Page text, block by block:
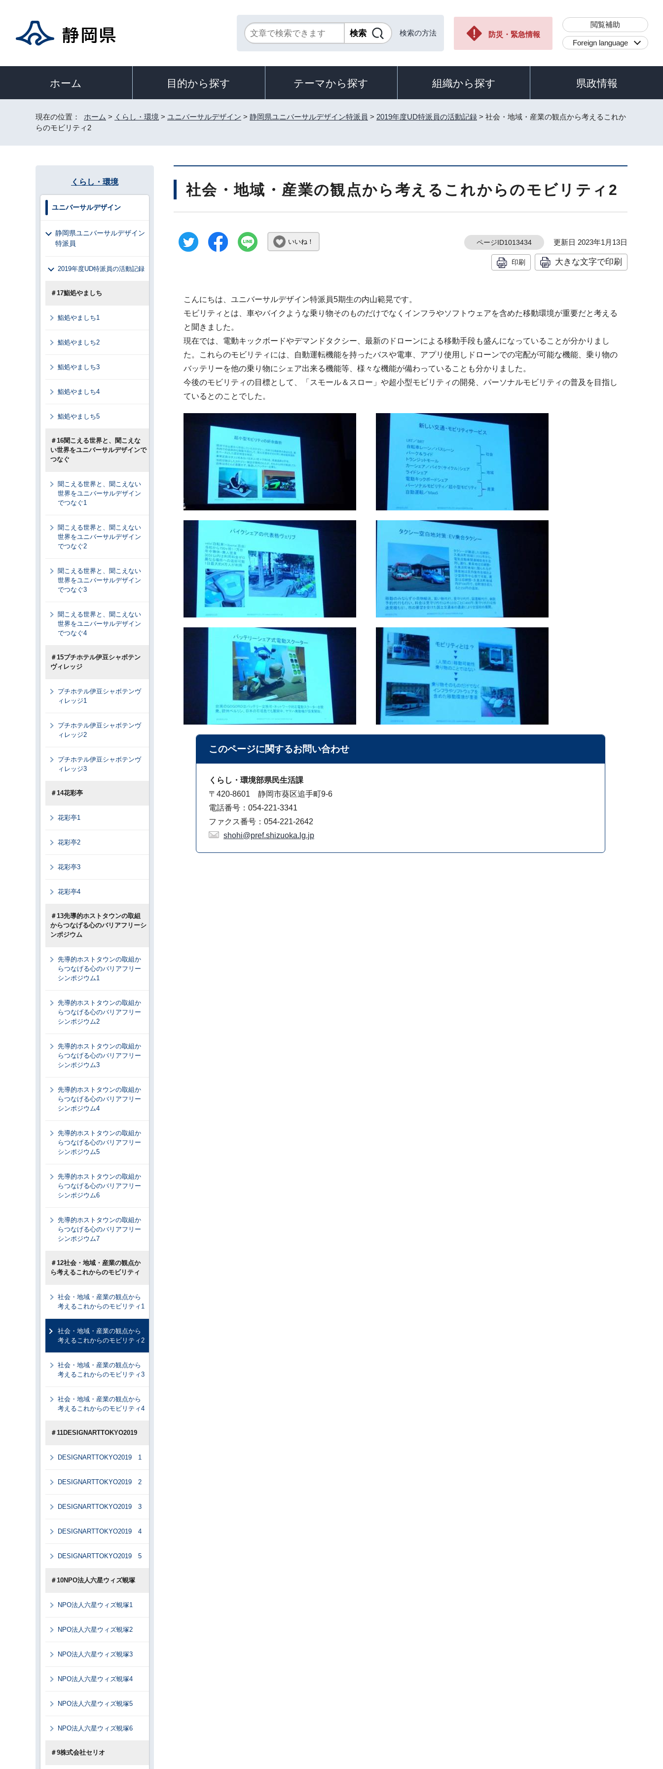
検索の方法 防災・緊急情報
閲覧補助
Foreign language
ホーム 目的から探す テーマから探す 組織から探す 県政情報
現在の位置： ホーム > くらし・環境 > ユニバーサルデザイン > 静岡県ユニバーサルデザイン特派員 > 2019年度UD特派員の活動記録 > 社会・地域・産業の観点から考えるこれか
らのモビリティ2
社会・地域・産業の観点から考えるこれからのモビリティ2
いいね！ ページID1013434 更新日 2023年1月13日
印刷 大きな文字で印刷
こんにちは、ユニバーサルデザイン特派員5期生の内山範晃です。
モビリティとは、車やバイクような乗り物そのものだけでなくインフラやソフトウェアを含めた移動環境が重要だと考える
と聞きました。
現在では、電動キックボードやデマンドタクシー、最新のドローンによる移動手段も盛んになっていることが分かりまし
た。これらのモビリティには、自動運転機能を持ったバスや電車、アプリ使用しドローンでの宅配が可能な機能、乗り物の
バッテリーを他の乗り物にシェア出来る機能等、様々な機能が備わっていることも分かりました。
今後のモビリティの目標として、「スモール＆スロー」や超小型モビリティの開発、パーソナルモビリティの普及を目指し
ているとのことでした。
このページに関するお問い合わせ
くらし・環境部県民生活課
〒420-8601 静岡市葵区追手町9-6
電話番号：054-221-3341
ファクス番号：054-221-2642
shohi@pref.shizuoka.lg.jp
くらし・環境
ユニバーサルデザイン
静岡県ユニバーサルデザイン
特派員
2019年度UD特派員の活動記録
＃17鮨処やましち
鮨処やましち1
鮨処やましち2
鮨処やましち3
鮨処やましち4
鮨処やましち5
＃16聞こえる世界と、聞こえな
い世界をユニバーサルデザインで
つなぐ
聞こえる世界と、聞こえない
世界をユニバーサルデザイン
でつなぐ1
聞こえる世界と、聞こえない
世界をユニバーサルデザイン
でつなぐ2
聞こえる世界と、聞こえない
世界をユニバーサルデザイン
でつなぐ3
聞こえる世界と、聞こえない
世界をユニバーサルデザイン
でつなぐ4
＃15プチホテル伊豆シャボテン
ヴィレッジ
プチホテル伊豆シャボテンヴ
ィレッジ1
プチホテル伊豆シャボテンヴ
ィレッジ2
プチホテル伊豆シャボテンヴ
ィレッジ3
＃14花彩亭
花彩亭1
花彩亭2
花彩亭3
花彩亭4
＃13先導的ホストタウンの取組
からつなげる心のバリアフリーシ
ンポジウム
先導的ホストタウンの取組か
らつなげる心のバリアフリー
シンポジウム1
先導的ホストタウンの取組か
らつなげる心のバリアフリー
シンポジウム2
先導的ホストタウンの取組か
らつなげる心のバリアフリー
シンポジウム3
先導的ホストタウンの取組か
らつなげる心のバリアフリー
シンポジウム4
先導的ホストタウンの取組か
らつなげる心のバリアフリー
シンポジウム5
先導的ホストタウンの取組か
らつなげる心のバリアフリー
シンポジウム6
先導的ホストタウンの取組か
らつなげる心のバリアフリー
シンポジウム7
＃12社会・地域・産業の観点か
ら考えるこれからのモビリティ
社会・地域・産業の観点から
考えるこれからのモビリティ1
社会・地域・産業の観点から
考えるこれからのモビリティ2
社会・地域・産業の観点から
考えるこれからのモビリティ3
社会・地域・産業の観点から
考えるこれからのモビリティ4
＃11DESIGNARTTOKYO2019
DESIGNARTTOKYO2019 1
DESIGNARTTOKYO2019 2
DESIGNARTTOKYO2019 3
DESIGNARTTOKYO2019 4
DESIGNARTTOKYO2019 5
＃10NPO法人六星ウィズ蜆塚
NPO法人六星ウィズ蜆塚1
NPO法人六星ウィズ蜆塚2
NPO法人六星ウィズ蜆塚3
NPO法人六星ウィズ蜆塚4
NPO法人六星ウィズ蜆塚5
NPO法人六星ウィズ蜆塚6
＃9株式会社セリオ